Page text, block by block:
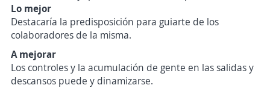
Lo mejor
Destacaría la predisposición para guiarte de los
colaboradores de la misma.
A mejorar
Los controles y la acumulación de gente en las salidas y
descansos puede y dinamizarse.